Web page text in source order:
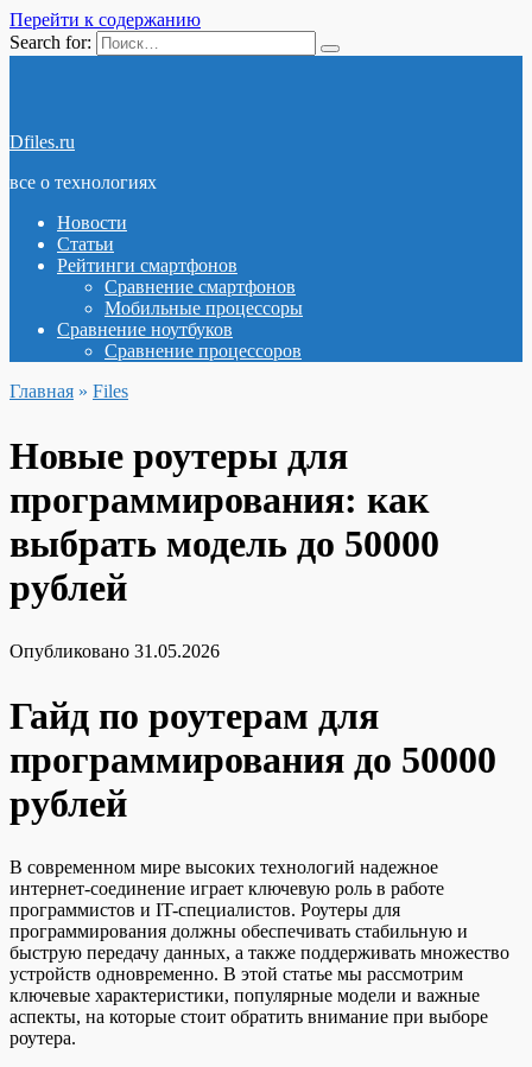
Перейти к содержанию
Search for:
Dfiles.ru
все о технологиях
Новости
Статьи
Рейтинги смартфонов
Сравнение смартфонов
Мобильные процессоры
Сравнение ноутбуков
Сравнение процессоров
Главная » Files
Новые роутеры для
программирования: как
выбрать модель до 50000
рублей
Опубликовано 31.05.2026
Гайд по роутерам для
программирования до 50000
рублей
В современном мире высоких технологий надежное
интернет-соединение играет ключевую роль в работе
программистов и IT-специалистов. Роутеры для
программирования должны обеспечивать стабильную и
быструю передачу данных, а также поддерживать множество
устройств одновременно. В этой статье мы рассмотрим
ключевые характеристики, популярные модели и важные
аспекты, на которые стоит обратить внимание при выборе
роутера.